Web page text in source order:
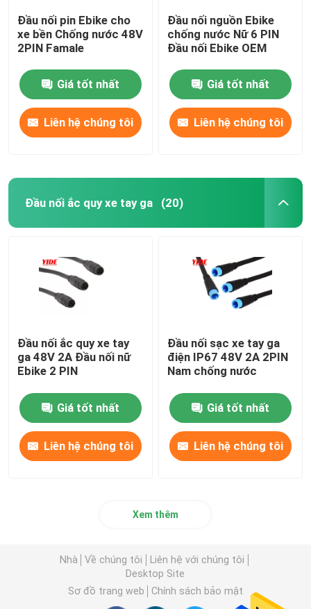
Đầu nối pin Ebike cho
xe bền Chống nước 48V
2PIN Famale
Giá tốt nhất
Liên hệ chúng tôi
Đầu nối nguồn Ebike
chống nước Nữ 6 PIN
Đầu nối Ebike OEM
Giá tốt nhất
Liên hệ chúng tôi
Đầu nối ắc quy xe tay ga (20)
Đầu nối ắc quy xe tay
ga 48V 2A Đầu nối nữ
Ebike 2 PIN
Giá tốt nhất
Liên hệ chúng tôi
Đầu nối sạc xe tay ga
điện IP67 48V 2A 2PIN
Nam chống nước
Giá tốt nhất
Liên hệ chúng tôi
Xem thêm
Nhà Về chúng tôi
Liên hệ với chúng tôi
Desktop Site
Sơ đồ trang web
Chính sách bảo mật